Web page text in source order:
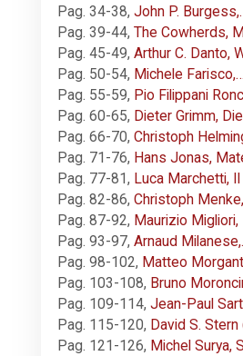
Pag. 34-38, John P.
Pag. 39-44, The Cowherds,
Pag. 45-49, Arthur C. Danto,
Pag. 50-54, Michele Farisco,…
Pag. 55-59, Pio Filippani
Pag. 60-65, Dieter Grimm,
Pag. 66-70, Christoph
Pag. 71-76, Hans Jonas,
Pag. 77-81, Luca Marchetti,
Pag. 82-86, Christoph
Pag. 87-92, Maurizio Migliori,
Pag. 93-97, Arnaud
Pag. 98-102, Matteo
Pag. 103-108, Bruno
Pag. 109-114, Jean-Paul
Pag. 115-120, David S. Stern
Pag. 121-126, Michel Surya,